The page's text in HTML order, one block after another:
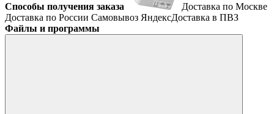
Способы получения заказа
Доставка по Москве
Доставка по России Самовывоз ЯндексДоставка в ПВЗ
Файлы и программы